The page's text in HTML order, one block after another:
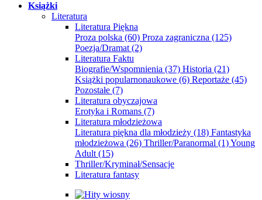
Książki
Literatura
Literatura Piękna
Proza polska (60) Proza zagraniczna (125)
Poezja/Dramat (2)
Literatura Faktu
Biografie/Wspomnienia (37) Historia (21)
Książki popularnonaukowe (6) Reportaże (45)
Pozostałe (7)
Literatura obyczajowa
Erotyka i Romans (7)
Literatura młodzieżowa
Literatura piękna dla młodzieży (18) Fantastyka
młodzieżowa (26) Thriller/Paranormal (1)Young
Adult (15)
Thriller/Kryminał/Sensacje
Literatura fantasy